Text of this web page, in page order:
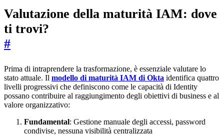
Valutazione della maturità IAM: dove
ti trovi?
#
Prima di intraprendere la trasformazione, è essenziale valutare lo
stato attuale. Il modello di maturità IAM di Okta identifica quattro
livelli progressivi che definiscono come le capacità di Identity
possano contribuire al raggiungimento degli obiettivi di business e al
valore organizzativo:
Fundamental: Gestione manuale degli accessi, password
condivise, nessuna visibilità centralizzata